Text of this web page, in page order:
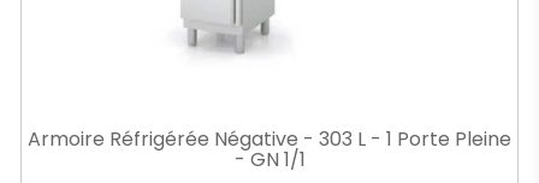
Armoire Réfrigérée Négative - 303 L - 1 Porte Pleine
- GN 1/1